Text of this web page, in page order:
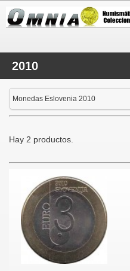
2010
Monedas Eslovenia 2010
Hay 2 productos.